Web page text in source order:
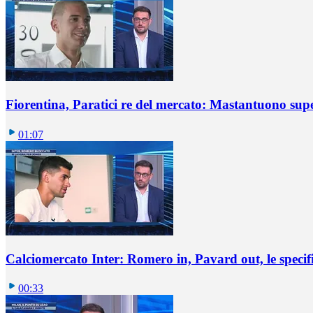
Fiorentina, Paratici re del mercato: Mastantuono
01:07
Calciomercato Inter: Romero in, Pavard out, le
00:33